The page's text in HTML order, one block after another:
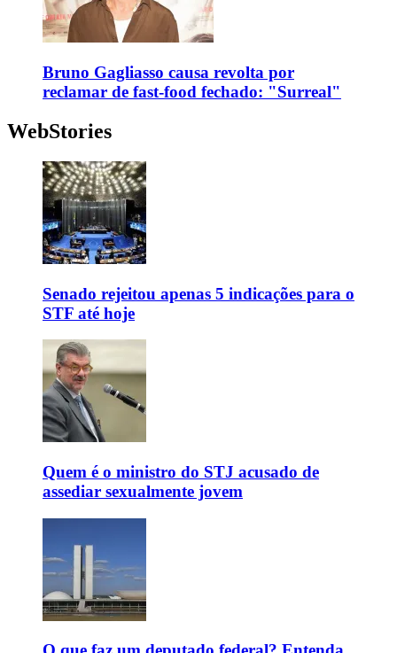
Bruno Gagliasso causa revolta por
reclamar de fast-food fechado: "Surreal"
WebStories
Senado rejeitou apenas 5 indicações para o
STF até hoje
Quem é o ministro do STJ acusado de
assediar sexualmente jovem